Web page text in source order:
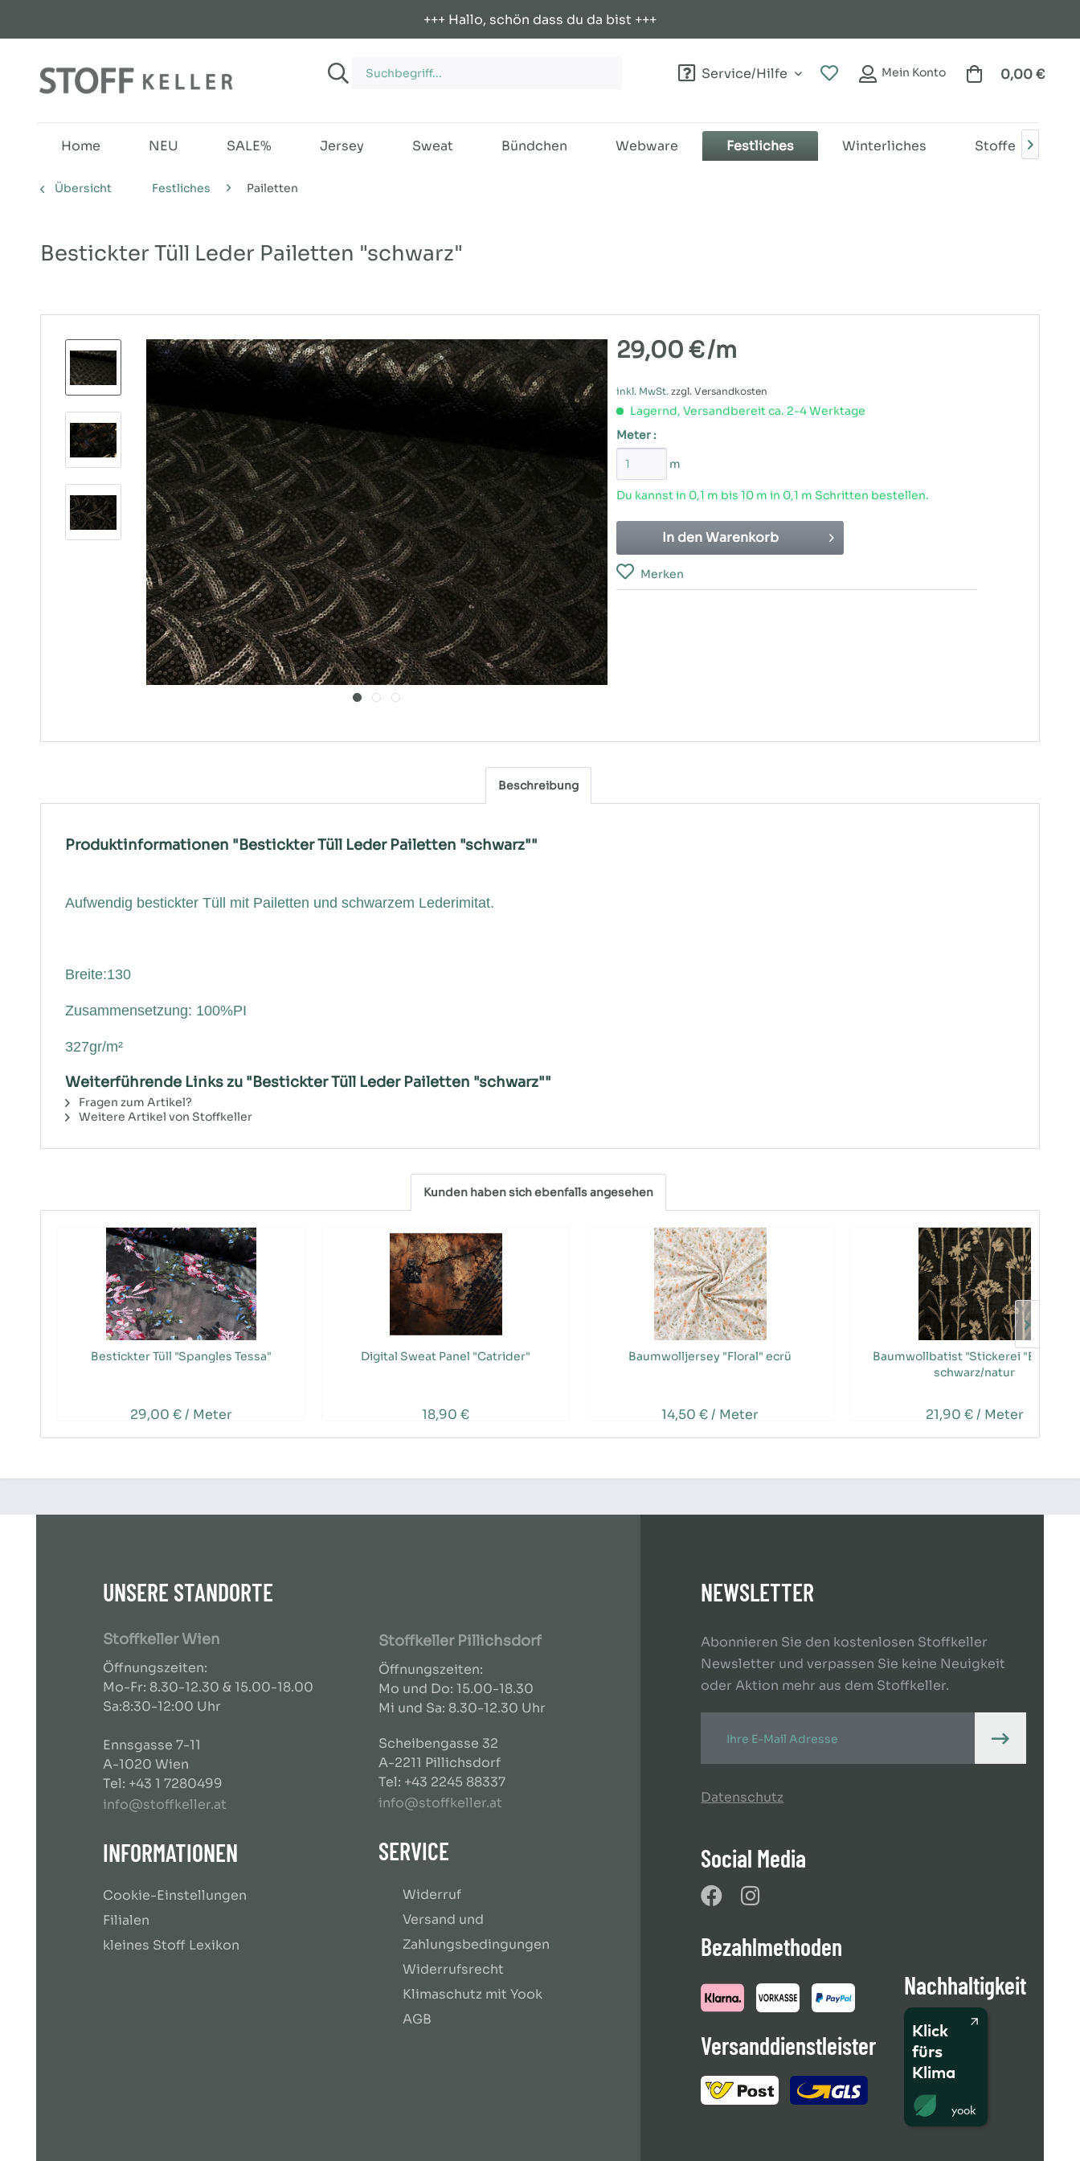
+++ Hallo, schön dass du da bist +++
Service/Hilfe Mein Konto 0,00 €
Home NEU SALE% Jersey Sweat Bündchen Webware Festliches Winterliches Stoffe 
Übersicht Festliches Pailetten
Bestickter Tüll Leder Pailetten "schwarz"
29,00 €/m
inkl. MwSt. zzgl. Versandkosten
Lagernd, Versandbereit ca. 2-4 Werktage
Meter :
m
Du kannst in 0,1 m bis 10m in 0,1 m Schritten bestellen.
In den Warenkorb
Merken
Beschreibung
Produktinformationen "Bestickter Tüll Leder Pailetten "schwarz""
Aufwendig bestickter Tüll mit Pailetten und schwarzem Lederimitat.
Breite:130
Zusammensetzung: 100%PI
327gr/m²
Weiterführende Links zu "Bestickter Tüll Leder Pailetten "schwarz""
Fragen zum Artikel?
Weitere Artikel von Stoffkeller
Kunden haben sich ebenfalls angesehen
Bestickter Tüll "Spangles Tessa"
29,00 € / Meter
Digital Sweat Panel "Catrider"
18,90 €
Baumwolljersey "Floral" ecrü
14,50 € / Meter
Baumwollbatist "Stickerei "Blumen"
schwarz/natur
21,90 € / Meter
UNSERE STANDORTE
Stoffkeller Wien
Öffnungszeiten:
Mo-Fr: 8.30-12.30 & 15.00-18.00
Sa:8:30-12:00 Uhr
Ennsgasse 7-11
A-1020 Wien
Tel: +43 1 7280499
info@stoffkeller.at
INFORMATIONEN
Cookie-Einstellungen
Filialen
kleines Stoff Lexikon
Stoffkeller Pillichsdorf
Öffnungszeiten:
Mo und Do: 15.00-18.30
Mi und Sa: 8.30-12.30 Uhr
Scheibengasse 32
A-2211 Pillichsdorf
Tel: +43 2245 88337
info@stoffkeller.at
SERVICE
Widerruf
Versand und
Zahlungsbedingungen
Widerrufsrecht
Klimaschutz mit Yook
AGB
NEWSLETTER
Abonnieren Sie den kostenlosen Stoffkeller
Newsletter und verpassen Sie keine Neuigkeit
oder Aktion mehr aus dem Stoffkeller.
Datenschutz
Social Media
Bezahlmethoden
Versanddienstleister
Nachhaltigkeit
Klick
fürs
Klima